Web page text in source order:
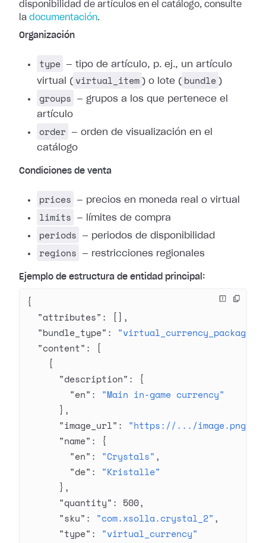
disponibilidad de artículos en el catálogo, consulte
la documentación.
Organización
type
— tipo de artículo, p. ej., un artículo
virtual ( virtual_item ) o lote ( bundle )
groups
— grupos a los que pertenece el
artículo
order
— orden de visualización en el
catálogo
Condiciones de venta
prices — precios en moneda real o virtual
limits — límites de compra
periods — periodos de disponibilidad
regions — restricciones regionales
Ejemplo de estructura de entidad principal:
{
  "attributes"
: [],
  "bundle_type"
: "virtual_currency_package"
  "content"
: [
    {
      "description"
: {
        "en"
: "Main in-game currency"
      },
      "image_url"
: "https://.../image.png"
      "name"
: {
        "en"
: "Crystals" ,
        "de"
: "Kristalle"
      },
      "quantity"
: 500,
      "sku"
: "com.xsolla.crystal_2" ,
      "type"
: "virtual_currency"